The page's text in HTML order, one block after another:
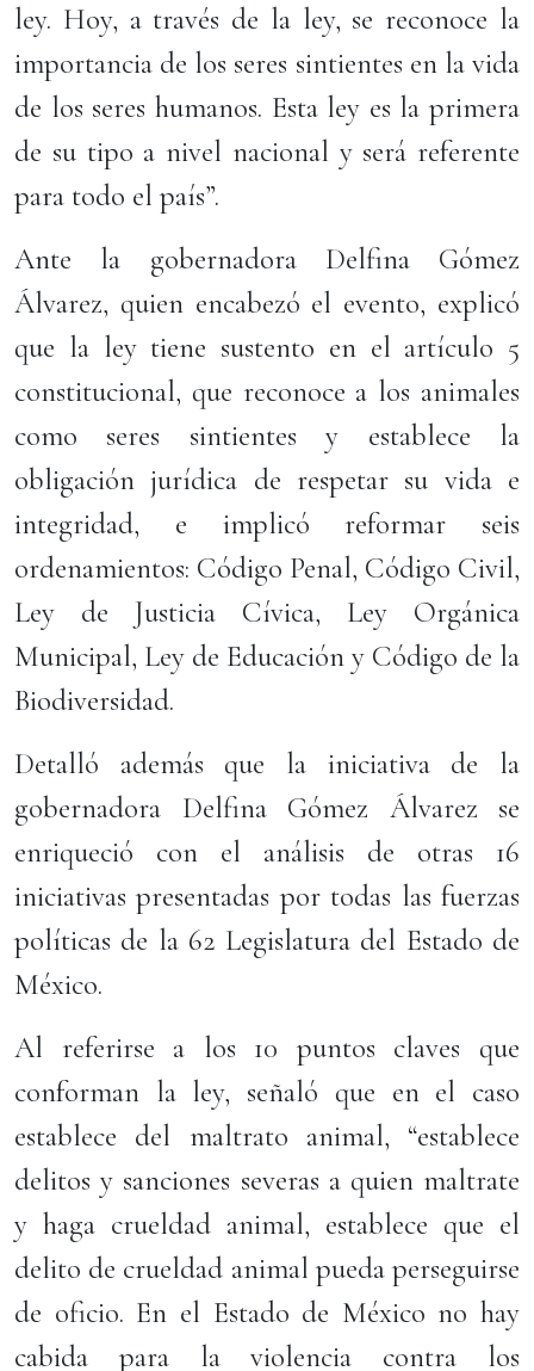
ley. Hoy, a través de la ley, se reconoce la
importancia de los seres sintientes en la vida
de los seres humanos. Esta ley es la primera
de su tipo a nivel nacional y será referente
para todo el país”.
Ante la gobernadora Delfina Gómez
Álvarez, quien encabezó el evento, explicó
que la ley tiene sustento en el artículo 5
constitucional, que reconoce a los animales
como seres sintientes y establece la
obligación jurídica de respetar su vida e
integridad, e implicó reformar seis
ordenamientos: Código Penal, Código Civil,
Ley de Justicia Cívica, Ley Orgánica
Municipal, Ley de Educación y Código de la
Biodiversidad.
Detalló además que la iniciativa de la
gobernadora Delfina Gómez Álvarez se
enriqueció con el análisis de otras 16
iniciativas presentadas por todas las fuerzas
políticas de la 62 Legislatura del Estado de
México.
Al referirse a los 10 puntos claves que
conforman la ley, señaló que en el caso
establece del maltrato animal, “establece
delitos y sanciones severas a quien maltrate
y haga crueldad animal, establece que el
delito de crueldad animal pueda perseguirse
de oficio. En el Estado de México no hay
cabida para la violencia contra los